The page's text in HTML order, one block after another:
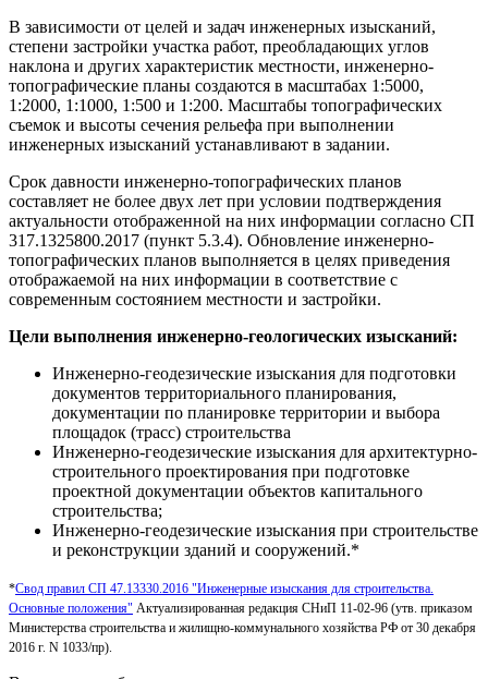
В зависимости от целей и задач инженерных изысканий,
степени застройки участка работ, преобладающих углов
наклона и других характеристик местности, инженерно-
топографические планы создаются в масштабах 1:5000,
1:2000, 1:1000, 1:500 и 1:200. Масштабы топографических
съемок и высоты сечения рельефа при выполнении
инженерных изысканий устанавливают в задании.
Срок давности инженерно-топографических планов
составляет не более двух лет при условии подтверждения
актуальности отображенной на них информации согласно СП
317.1325800.2017 (пункт 5.3.4). Обновление инженерно-
топографических планов выполняется в целях приведения
отображаемой на них информации в соответствие с
современным состоянием местности и застройки.
Цели выполнения инженерно-геологических изысканий:
Инженерно-геодезические изыскания для подготовки
документов территориального планирования,
документации по планировке территории и выбора
площадок (трасс) строительства
Инженерно-геодезические изыскания для архитектурно-
строительного проектирования при подготовке
проектной документации объектов капитального
строительства;
Инженерно-геодезические изыскания при строительстве
и реконструкции зданий и сооружений.*
*Свод правил СП 47.13330.2016 "Инженерные изыскания для строительства.
Основные положения" Актуализированная редакция СНиП 11-02-96 (утв. приказом
Министерства строительства и жилищно-коммунального хозяйства РФ от 30 декабря
2016 г. N 1033/пр).